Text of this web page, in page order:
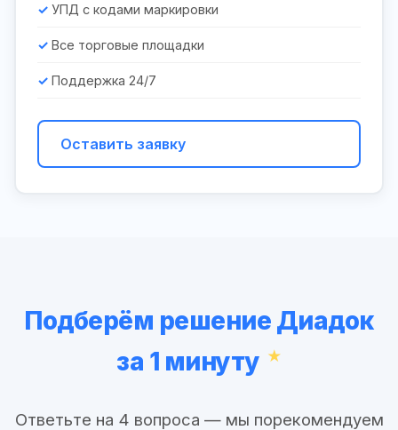
УПД с кодами маркировки
Все торговые площадки
Поддержка 24/7
Оставить заявку
Подберём решение Диадок
за 1 минуту
Ответьте на 4 вопроса — мы порекомендуем